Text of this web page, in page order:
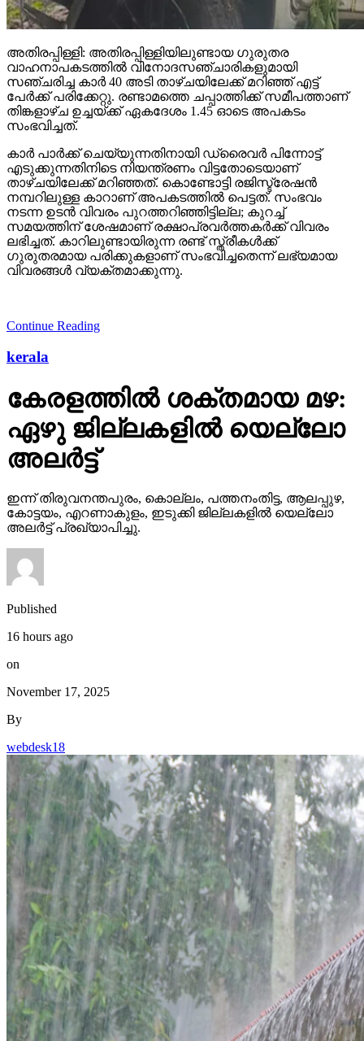
അതിരപ്പിള്ളി: അതിരപ്പിള്ളിയിലുണ്ടായ ഗുരുതര
വാഹനാപകടത്തില്‍ വിനോദസഞ്ചാരികളുമായി
സഞ്ചരിച്ച കാര്‍ 40 അടി താഴ്ചയിലേക്ക് മറിഞ്ഞ് എട്ട്
പേര്‍ക്ക് പരിക്കേറ്റു. രണ്ടാമത്തെ ചപ്പാത്തിക്ക് സമീപത്താണ്
തിങ്കളാഴ്ച ഉച്ചയ്ക്ക് ഏകദേശം 1.45 ഓടെ അപകടം
സംഭവിച്ചത്.
കാര്‍ പാര്‍ക്ക് ചെയ്യുന്നതിനായി ഡ്രൈവര്‍ പിന്നോട്ട്
എടുക്കുന്നതിനിടെ നിയന്ത്രണം വിട്ടതോടെയാണ്
താഴ്ചയിലേക്ക് മറിഞ്ഞത്. കൊണ്ടോട്ടി രജിസ്ട്രേഷന്‍
നമ്പറിലുള്ള കാറാണ് അപകടത്തില്‍ പെട്ടത്. സംഭവം
നടന്ന ഉടന്‍ വിവരം പുറത്തറിഞ്ഞിട്ടില്ല; കുറച്ച്
സമയത്തിന് ശേഷമാണ് രക്ഷാപ്രവര്‍ത്തകര്‍ക്ക് വിവരം
ലഭിച്ചത്. കാറിലുണ്ടായിരുന്ന രണ്ട് സ്ത്രീകള്‍ക്ക്
ഗുരുതരമായ പരിക്കുകളാണ് സംഭവിച്ചതെന്ന് ലഭ്യമായ
വിവരങ്ങള്‍ വ്യക്തമാക്കുന്നു.
Continue Reading
kerala
കേരളത്തില്‍ ശക്തമായ മഴ:
ഏഴു ജില്ലകളില്‍ യെല്ലോ
അലര്‍ട്ട്
ഇന്ന് തിരുവനന്തപുരം, കൊല്ലം, പത്തനംതിട്ട, ആലപ്പുഴ,
കോട്ടയം, എറണാകുളം, ഇടുക്കി ജില്ലകളില്‍ യെല്ലോ
അലര്‍ട്ട് പ്രഖ്യാപിച്ചു.
Published
16 hours ago
on
November 17, 2025
By
webdesk18